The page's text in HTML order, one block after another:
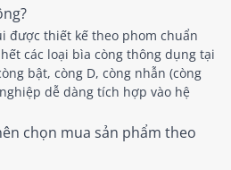
được thiết kế theo phom chuẩn
các loại bìa còng thông dụng tại
bật, còng D, còng nhẫn (còng
dễ dàng tích hợp vào hệ
chọn mua sản phẩm theo